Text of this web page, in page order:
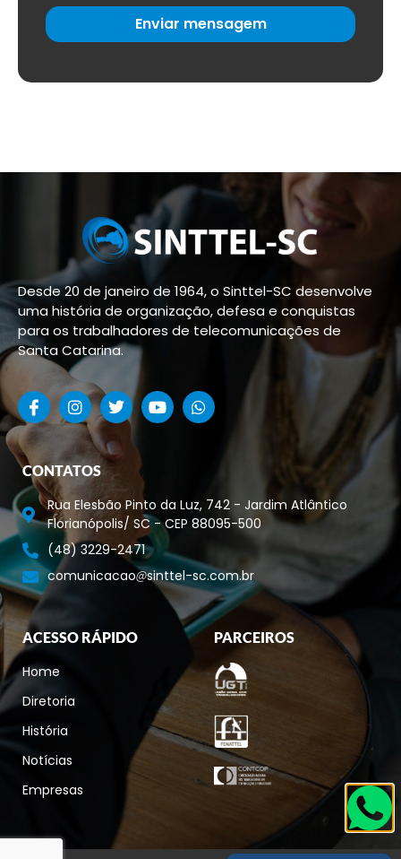
Enviar mensagem
Desde 20 de janeiro de 1964, o Sinttel-SC desenvolve
uma história de organização, defesa e conquistas
para os trabalhadores de telecomunicações de
Santa Catarina.
CONTATOS
Rua Elesbão Pinto da Luz, 742 - Jardim Atlântico
Florianópolis/ SC - CEP 88095-500
(48) 3229-2471
comunicacao
sinttel-sc.com.br
ACESSO RÁPIDO
Home
Diretoria
História
Notícias
Empresas
PARCEIROS